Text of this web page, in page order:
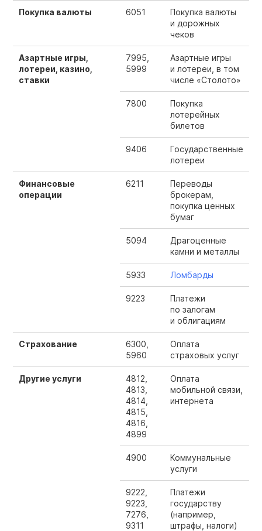
Покупка валюты 6051
Покупка валюты
и дорожных
чеков
Азартные игры,
лотереи, казино,
ставки
7995,
5999
Азартные игры
и лотереи, в том
числе «Столото»
7800
Покупка
лотерейных
билетов
9406
Государственные
лотереи
Финансовые
операции
6211
Переводы
брокерам,
покупка ценных
бумаг
5094
Драгоценные
камни и металлы
5933 Ломбарды
9223
Платежи
по залогам
и облигациям
Страхование
6300,
5960
Оплата
страховых услуг
Другие услуги
4812,
4813,
4814,
4815,
4816,
4899
Оплата
мобильной связи,
интернета
4900
Коммунальные
услуги
9222,
9223,
7276,
9311
Платежи
государству
(например,
штрафы, налоги)